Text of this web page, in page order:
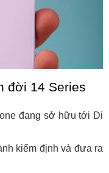
đời 14 Series
đang sở hữu tới Di
kiểm định và đưa ra